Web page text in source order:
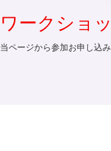
ワークショ
当ページから参加お申し込み